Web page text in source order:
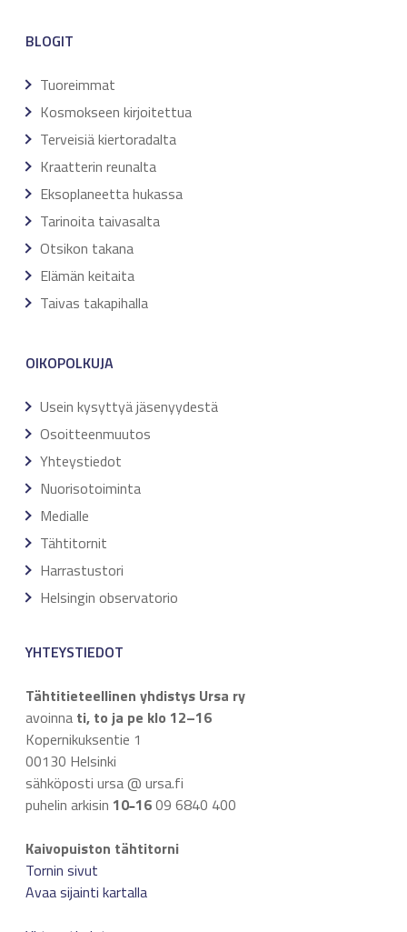
BLOGIT
Tuoreimmat
Kosmokseen kirjoitettua
Terveisiä kiertoradalta
Kraatterin reunalta
Eksoplaneetta hukassa
Tarinoita taivasalta
Otsikon takana
Elämän keitaita
Taivas takapihalla
OIKOPOLKUJA
Usein kysyttyä jäsenyydestä
Osoitteenmuutos
Yhteystiedot
Nuorisotoiminta
Medialle
Tähtitornit
Harrastustori
Helsingin observatorio
YHTEYSTIEDOT
Tähtitieteellinen yhdistys Ursa ry
avoinna ti, to ja pe klo 12–16
Kopernikuksentie 1
00130 Helsinki
sähköposti ursa @ ursa.fi
puhelin arkisin 10–1609 6840 400
Kaivopuiston tähtitorni
Tornin sivut
Avaa sijainti kartalla